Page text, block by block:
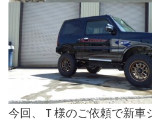
今回、Ｔ様のご依頼で新車